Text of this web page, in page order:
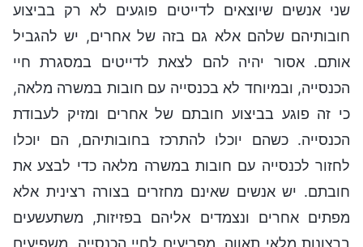
שני אנשים שיוצאים לדייטים פוגעים לא רק בביצוע
חובותיהם שלהם אלא גם בזה של אחרים, יש להגביל
אותם. אסור יהיה להם לצאת לדייטים במסגרת חיי
הכנסייה, ובמיוחד לא בכנסייה עם חובות במשרה מלאה,
כי זה פוגע בביצוע חובתם של אחרים ומזיק לעבודת
הכנסייה. כשהם יוכלו להתרכז בחובותיהם, הם יוכלו
לחזור לכנסייה עם חובות במשרה מלאה כדי לבצע את
חובתם. יש אנשים שאינם מחזרים בצורה רצינית אלא
מפתים אחרים ונצמדים אליהם בפזיזות, משתעשעים
ברצונות מלאי תאווה, מפריעים לחיי הכנסייה, משפיעים